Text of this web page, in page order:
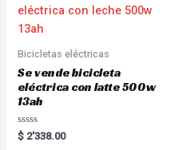
u
t
o
f
Bicicletas eléctricas
Se vende bicicleta
eléctrica con latte 500w
13ah
R
a
$ 2'338.00